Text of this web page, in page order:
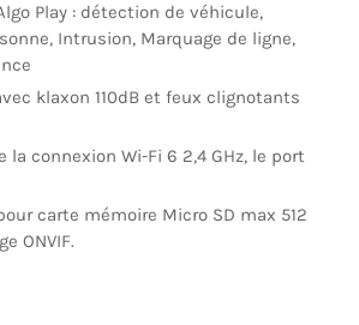
Play : détection de véhicule,
Intrusion, Marquage de ligne,
klaxon 110dB et feux clignotants
la connexion Wi-Fi 6 2,4 GHz, le port
carte mémoire Micro SD max 512
ONVIF.